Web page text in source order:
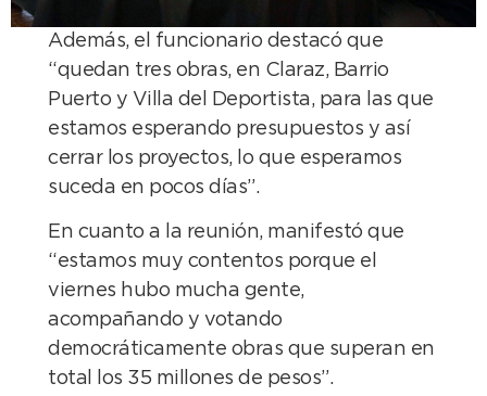
Además, el funcionario destacó que
“quedan tres obras, en Claraz, Barrio
Puerto y Villa del Deportista, para las que
estamos esperando presupuestos y así
cerrar los proyectos, lo que esperamos
suceda en pocos días”.
En cuanto a la reunión, manifestó que
“estamos muy contentos porque el
viernes hubo mucha gente,
acompañando y votando
democráticamente obras que superan en
total los 35 millones de pesos”.